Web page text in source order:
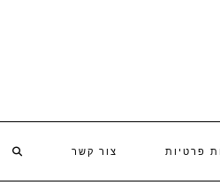
פרטיות צור קשר